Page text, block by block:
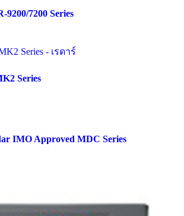
7200 Series
Series
IMO Approved MDC Series